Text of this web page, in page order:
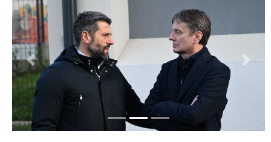
Previous Next